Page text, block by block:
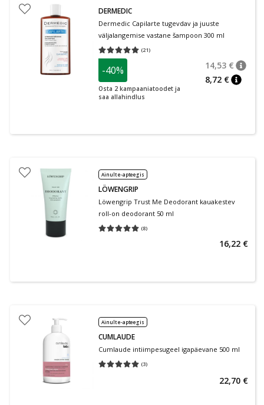
DERMEDIC
Dermedic Capilarte tugevdav ja juuste
väljalangemise vastane šampoon 300 ml
(21)
Keskmine hinnang 5.00
-40%
Osta 2 kampaaniatoodet ja
saa allahindlus
14,53 €
8,72 €
Ainult e-apteegis
LÖWENGRIP
Löwengrip Trust Me Deodorant kauakestev
roll-on deodorant 50 ml
(8)
Keskmine hinnang 5.00
16,22 €
Ainult e-apteegis
CUMLAUDE
Cumlaude intiimpesugeel igapäevane 500 ml
(3)
Keskmine hinnang 5.00
22,70 €